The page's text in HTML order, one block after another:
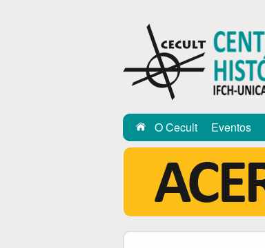
C
L
O Cecult Eventos